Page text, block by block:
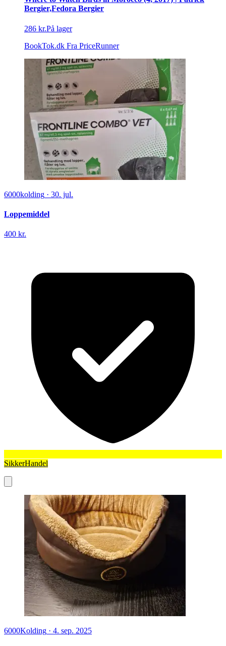
Bergier,Fedora Bergier
286 kr.På lager
BookTok.dk Fra PriceRunner
6000kolding · 30. jul.
Loppemiddel
400 kr.
SikkerHandel
6000Kolding · 4. sep. 2025